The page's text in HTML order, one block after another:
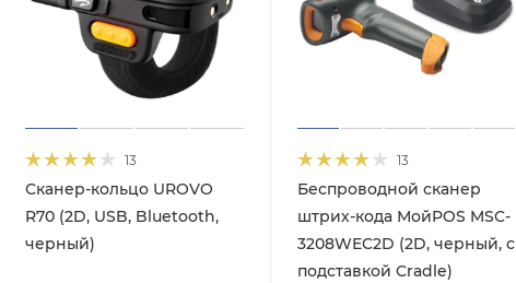
13
Сканер-кольцо UROVO
R70 (2D, USB, Bluetooth,
черный)
13
Беспроводной сканер
штрих-кода МойPOS MSC-
3208WEC2D (2D, черный, с
подставкой Cradle)